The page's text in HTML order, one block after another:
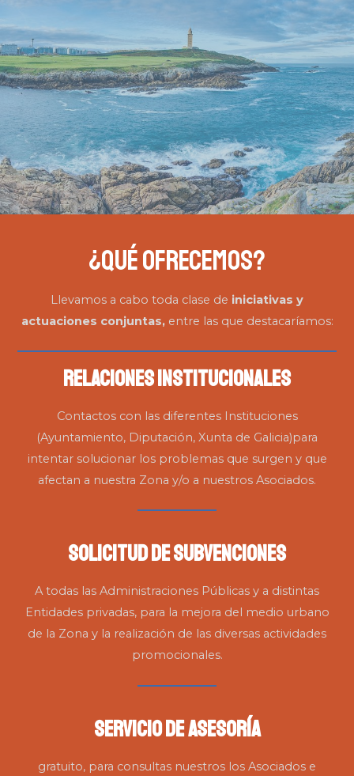
¿QUÉ OFRECEMOS?
Llevamos a cabo toda clase de iniciativas y
actuaciones conjuntas,entre las que destacaríamos:
Relaciones Institucionales
Contactos con las diferentes Instituciones
(Ayuntamiento, Diputación, Xunta de Galicia)para
intentar solucionar los problemas que surgen y que
afectan a nuestra Zona y/o a nuestros Asociados.
Solicitud de Subvenciones
A todas las Administraciones Públicas y a distintas
Entidades privadas, para la mejora del medio urbano
de la Zona y la realización de las diversas actividades
promocionales.
Servicio de Asesoría
gratuito, para consultas nuestros los Asociados e